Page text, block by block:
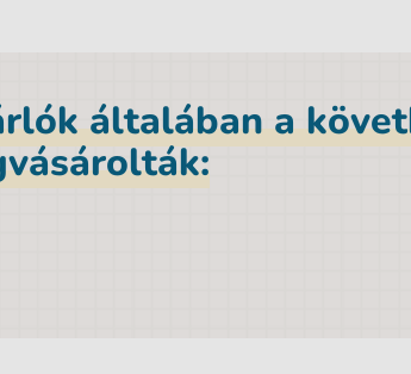
általában a